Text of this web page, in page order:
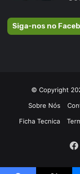
Siga-nos no
© Copyright
Sobre Nós
Ficha Tecnica